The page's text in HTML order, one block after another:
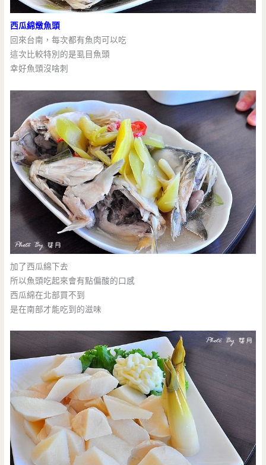
西瓜綿燉魚頭
回來台南，每次都有魚肉可以吃
這次比較特別的是虱目魚頭
幸好魚頭沒啥刺
加了西瓜綿下去
所以魚頭吃起來會有點偏酸的口感
西瓜綿在北部買不到
是在南部才能吃到的滋味